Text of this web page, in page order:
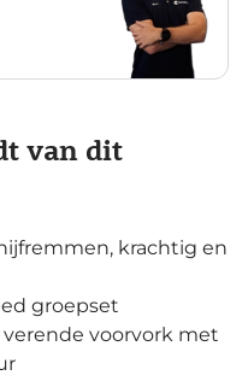
van dit
krachtig en
groepset
verende voorvork met